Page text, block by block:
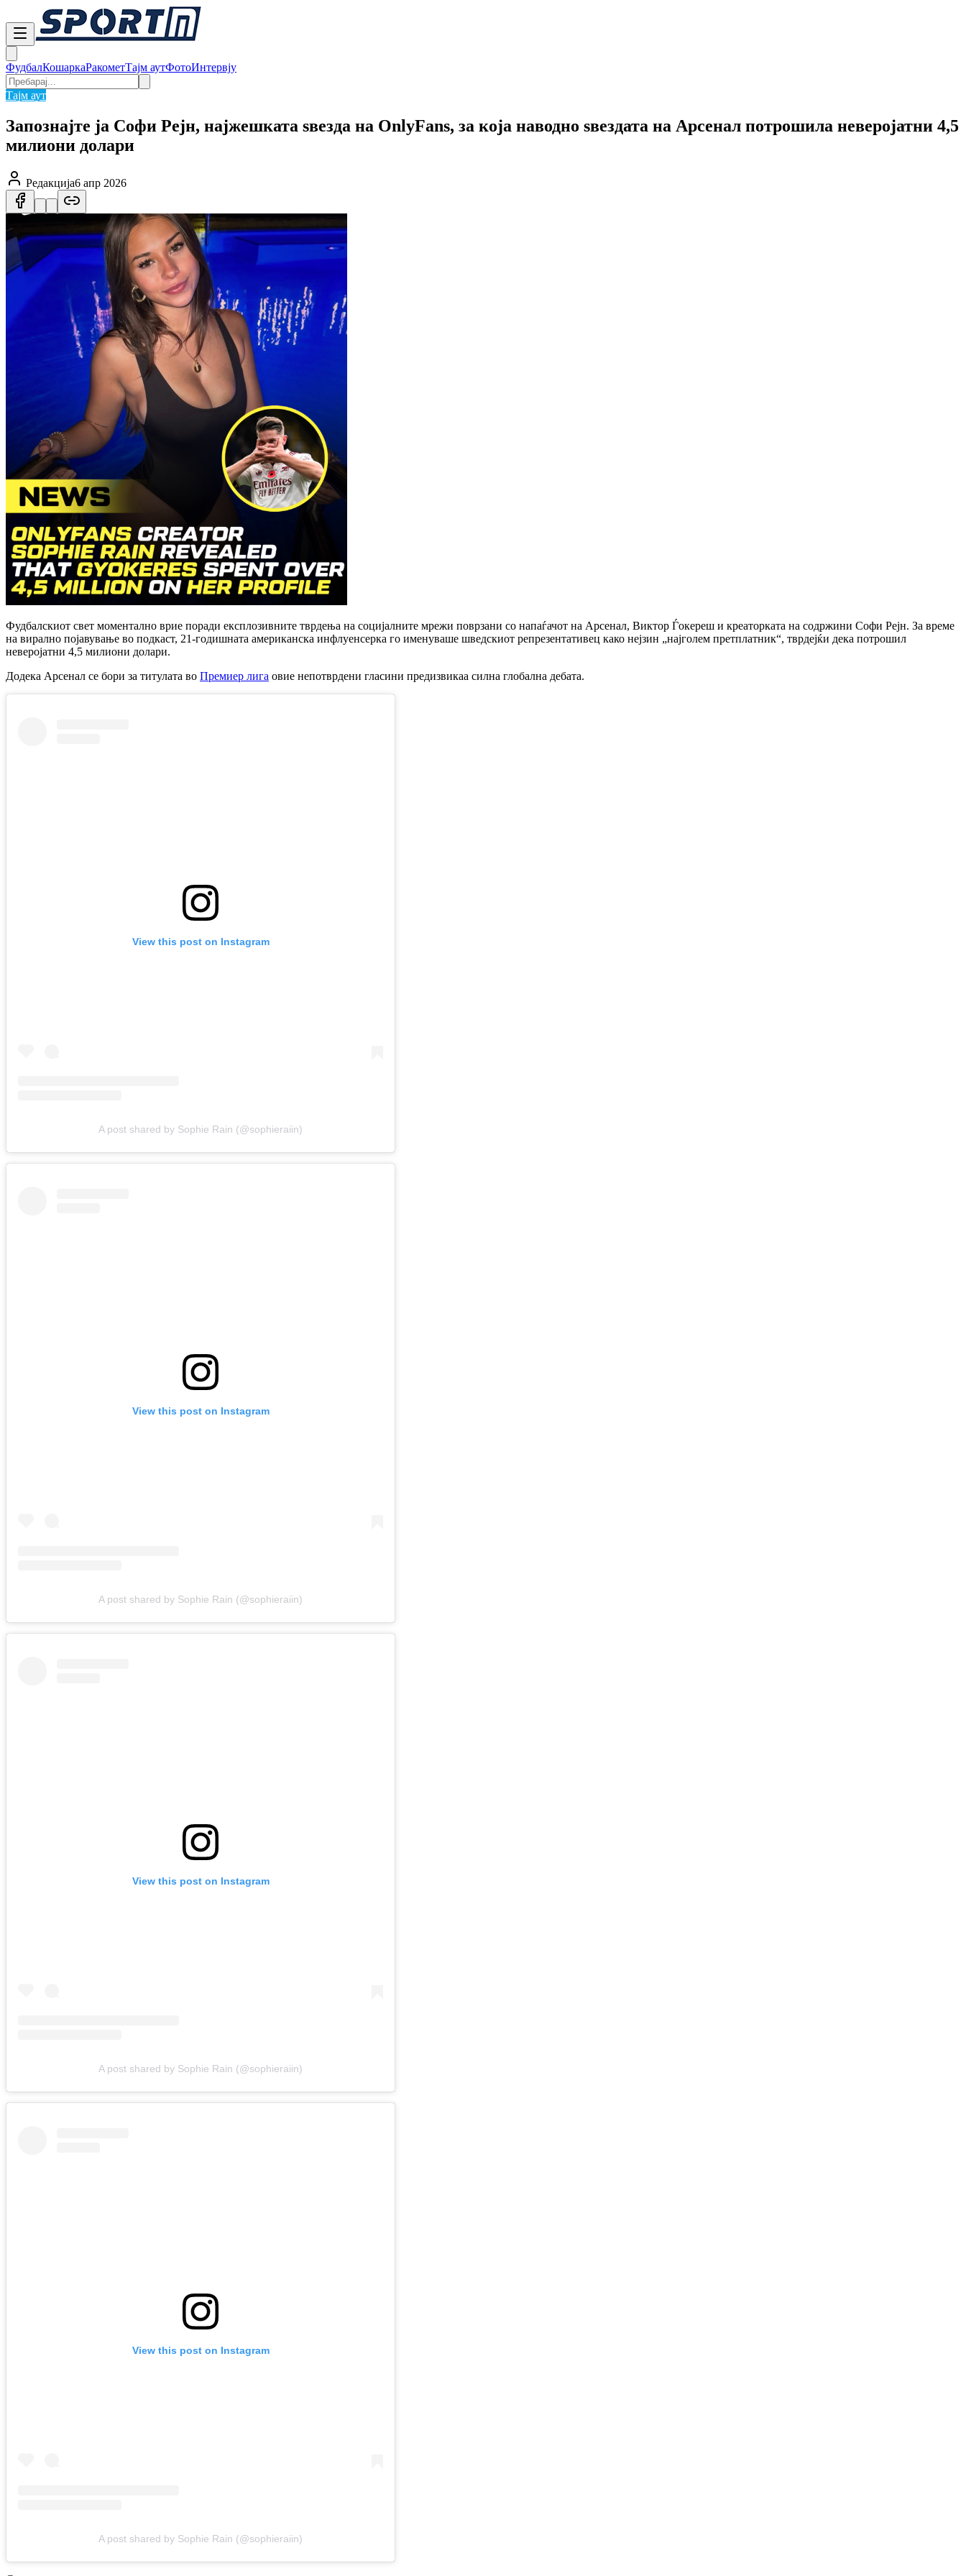
ФудбалКошаркаРакометТајм аутФотоИнтервју
Тајм аут
Запознајте ја Софи Рејн, најжешката ѕвезда на OnlyFans, за која наводно ѕвездата на Арсенал потрошила неверојатни 4,5
милиони долари
Редакција6 апр 2026
Фудбалскиот свет моментално врие поради експлозивните тврдења на социјалните мрежи поврзани со напаѓачот на Арсенал, Виктор Ѓокереш и креаторката на содржини Софи Рејн. За време
на вирално појавување во подкаст, 21-годишната американска инфлуенсерка го именуваше шведскиот репрезентативец како нејзин „најголем претплатник“, тврдејќи дека потрошил
неверојатни 4,5 милиони долари.
Додека Арсенал се бори за титулата во Премиер лига овие непотврдени гласини предизвикаа силна глобална дебата.
View this post on Instagram
A post shared by Sophie Rain (@sophieraiin)
View this post on Instagram
A post shared by Sophie Rain (@sophieraiin)
View this post on Instagram
A post shared by Sophie Rain (@sophieraiin)
View this post on Instagram
A post shared by Sophie Rain (@sophieraiin)